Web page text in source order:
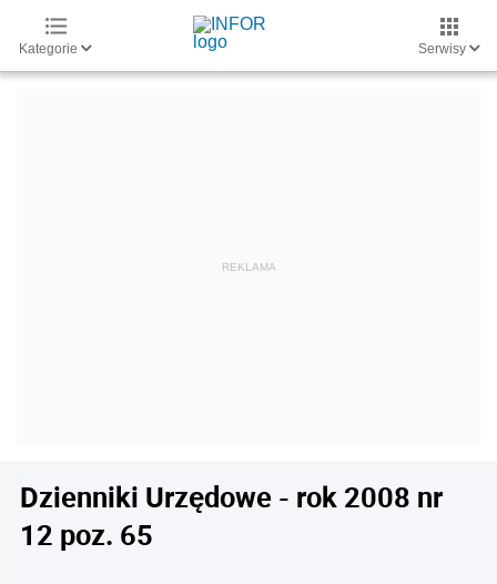
Kategorie Serwisy
Dzienniki Urzędowe - rok 2008 nr
12 poz. 65